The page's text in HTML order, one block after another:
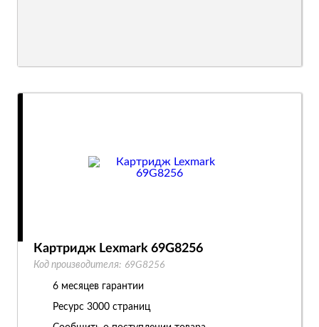
Картридж Lexmark 69G8256
Код производителя: 69G8256
6 месяцев гарантии
Ресурс 3000 страниц